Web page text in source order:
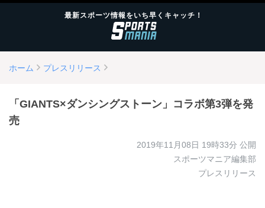
最新スポーツ情報をいち早くキャッチ！
ホーム プレスリリース
「GIANTS×ダンシングストーン」コラボ第3弾を発
売
2019年11月08日 19時33分 公開
スポーツマニア編集部
プレスリリース